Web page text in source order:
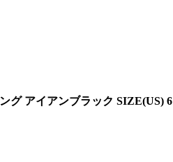
グ アイアンブラック SIZE(US) 6